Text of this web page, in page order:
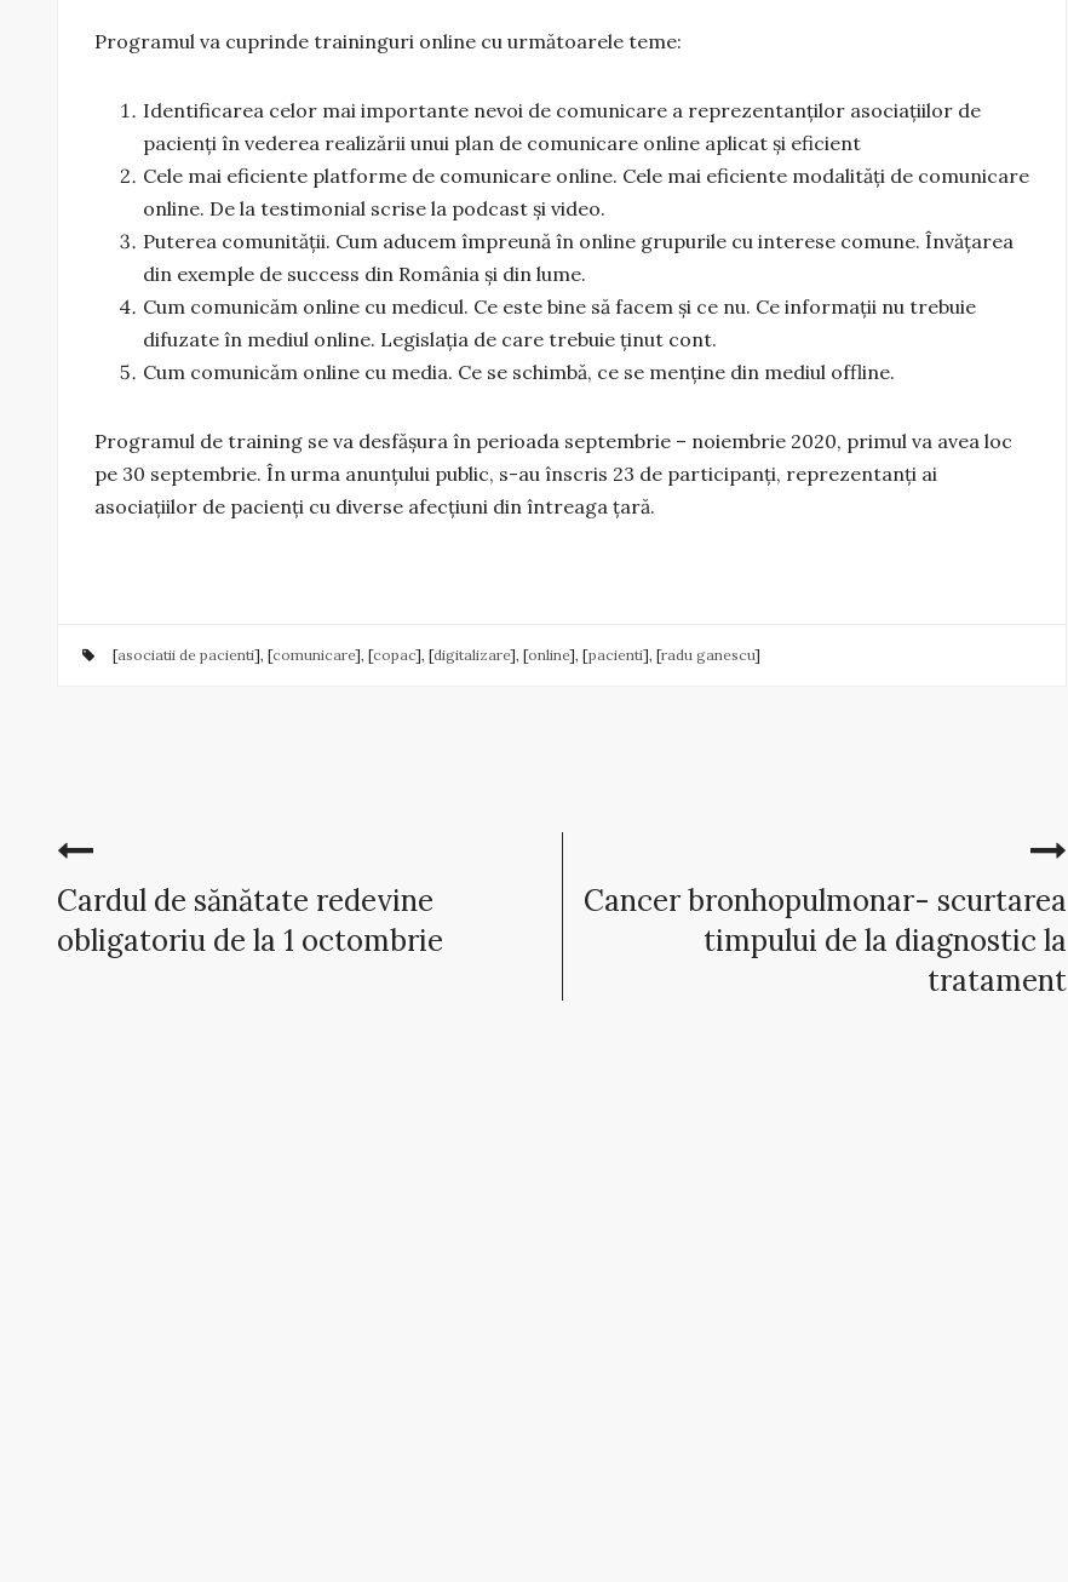
Programul va cuprinde traininguri online cu următoarele teme:
Identificarea celor mai importante nevoi de comunicare a reprezentanților asociațiilor de
pacienți în vederea realizării unui plan de comunicare online aplicat și eficient
Cele mai eficiente platforme de comunicare online. Cele mai eficiente modalități de comunicare
online. De la testimonial scrise la podcast și video.
Puterea comunității. Cum aducem împreună în online grupurile cu interese comune. Învățarea
din exemple de success din România și din lume.
Cum comunicăm online cu medicul. Ce este bine să facem și ce nu. Ce informații nu trebuie
difuzate în mediul online. Legislația de care trebuie ținut cont.
Cum comunicăm online cu media. Ce se schimbă, ce se menține din mediul offline.
Programul de training se va desfășura în perioada septembrie – noiembrie 2020, primul va avea loc
pe 30 septembrie. În urma anunțului public, s-au înscris 23 de participanți, reprezentanți ai
asociațiilor de pacienți cu diverse afecțiuni din întreaga țară.
[asociatii de pacienti], [comunicare], [copac], [digitalizare], [online], [pacienti], [radu ganescu]
Cardul de sănătate redevine
obligatoriu de la 1 octombrie
Cancer bronhopulmonar- scurtarea
timpului de la diagnostic la
tratament